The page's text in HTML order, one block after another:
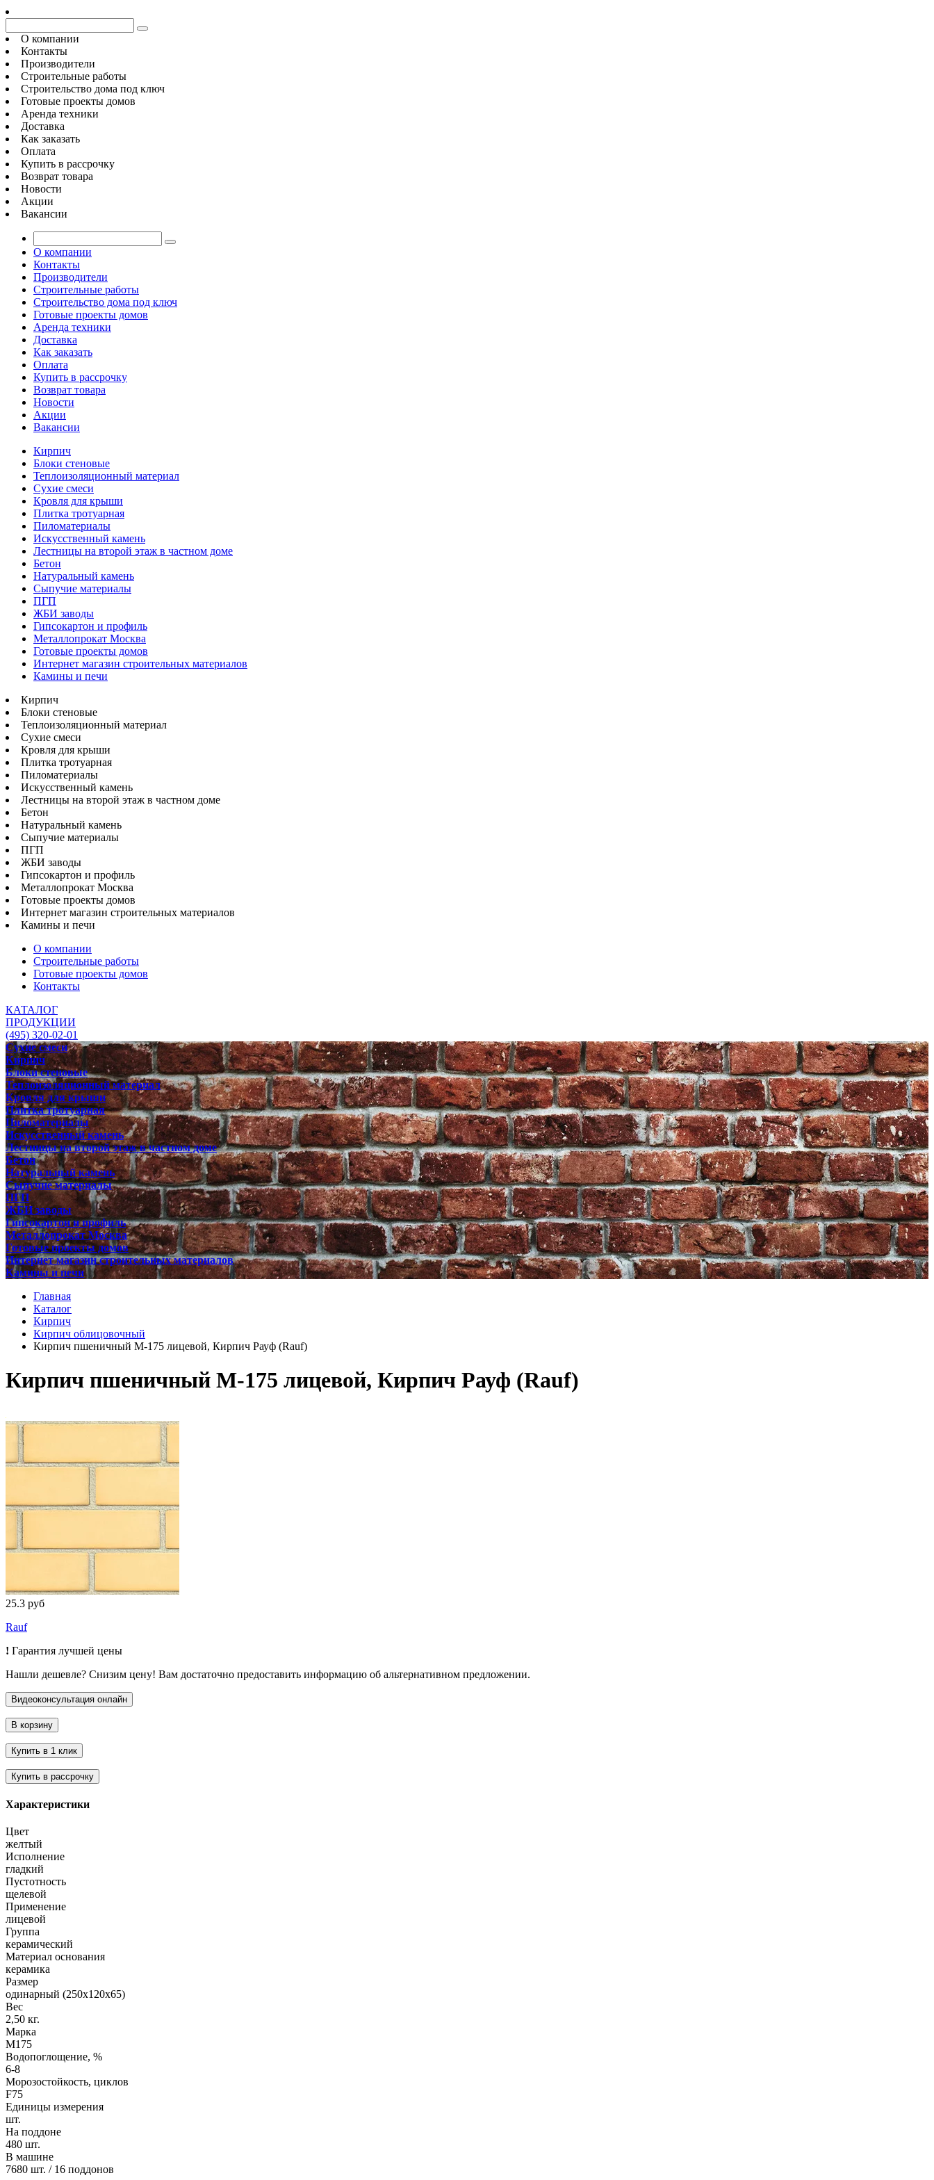
О компании
Контакты
Производители
Строительные работы
Строительство дома под ключ
Готовые проекты домов
Аренда техники
Доставка
Как заказать
Оплата
Купить в рассрочку
Возврат товара
Новости
Акции
Вакансии
О компании
Контакты
Производители
Строительные работы
Строительство дома под ключ
Готовые проекты домов
Аренда техники
Доставка
Как заказать
Оплата
Купить в рассрочку
Возврат товара
Новости
Акции
Вакансии
Кирпич
Блоки стеновые
Теплоизоляционный материал
Сухие смеси
Кровля для крыши
Плитка тротуарная
Пиломатериалы
Искусственный камень
Лестницы на второй этаж в частном доме
Бетон
Натуральный камень
Сыпучие материалы
ПГП
ЖБИ заводы
Гипсокартон и профиль
Металлопрокат Москва
Готовые проекты домов
Интернет магазин строительных материалов
Камины и печи
Кирпич
Блоки стеновые
Теплоизоляционный материал
Сухие смеси
Кровля для крыши
Плитка тротуарная
Пиломатериалы
Искусственный камень
Лестницы на второй этаж в частном доме
Бетон
Натуральный камень
Сыпучие материалы
ПГП
ЖБИ заводы
Гипсокартон и профиль
Металлопрокат Москва
Готовые проекты домов
Интернет магазин строительных материалов
Камины и печи
О компании
Строительные работы
Готовые проекты домов
Контакты
КАТАЛОГ
ПРОДУКЦИИ
(495) 320-02-01
Сухие смеси
Кирпич
Блоки стеновые
Теплоизоляционный материал
Кровля для крыши
Плитка тротуарная
Пиломатериалы
Искусственный камень
Лестницы на второй этаж в частном доме
Бетон
Натуральный камень
Сыпучие материалы
ПГП
ЖБИ заводы
Гипсокартон и профиль
Металлопрокат Москва
Готовые проекты домов
Интернет магазин строительных материалов
Камины и печи
Главная
Каталог
Кирпич
Кирпич облицовочный
Кирпич пшеничный М-175 лицевой, Кирпич Рауф (Rauf)
Кирпич пшеничный М-175 лицевой, Кирпич Рауф (Rauf)
25.3 руб
Rauf
! Гарантия лучшей цены
Нашли дешевле? Снизим цену! Вам достаточно предоставить информацию об альтернативном предложении.
Характеристики
Цвет
желтый
Исполнение
гладкий
Пустотность
щелевой
Применение
лицевой
Группа
керамический
Материал основания
керамика
Размер
одинарный (250х120х65)
Вес
2,50 кг.
Марка
М175
Водопоглощение, %
6-8
Морозостойкость, циклов
F75
Единицы измерения
шт.
На поддоне
480 шт.
В машине
7680 шт. / 16 поддонов